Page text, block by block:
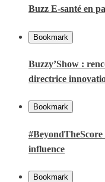
Buzz E-santé en
Bookmark
Buzzy’Show :
directrice
Bookmark
influence
Bookmark